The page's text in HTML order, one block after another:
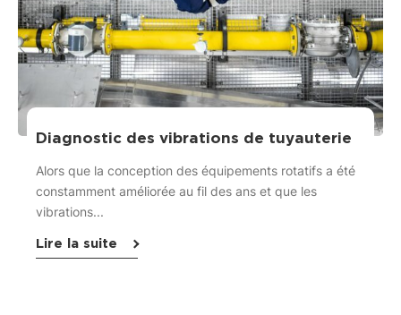
Diagnostic des vibrations de tuyauterie
Alors que la conception des équipements rotatifs a été
constamment améliorée au fil des ans et que les
vibrations...
Lire la suite